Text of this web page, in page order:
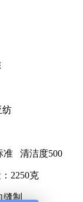
纺
准 清洁度500
2250克
制